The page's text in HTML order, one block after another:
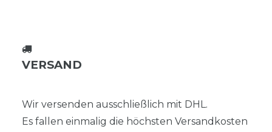
VERSAND
Wir versenden ausschließlich mit DHL.
Es fallen einmalig die höchsten Versandkosten